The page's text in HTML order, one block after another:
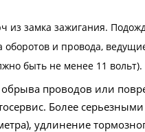
из замка зажигания.
оборотов и провода,
быть не менее 11 вольт).
проводов или
Более
удлинение